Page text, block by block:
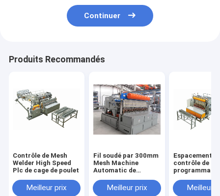
Continuer
Produits Recommandés
Contrôle de Mesh
Welder High Speed
Plc de cage de poulet
Meilleur prix
Fil soudé par 300mm
Mesh Machine
Automatic de
construction
Meilleur prix
Espacement
contrôle de
Machine 220v
Meilleur